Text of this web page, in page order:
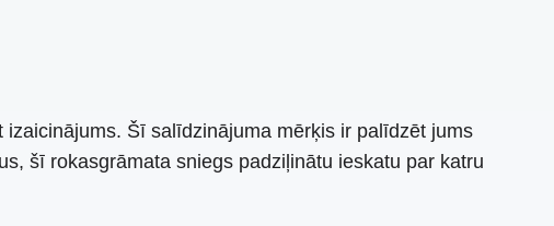
Šī salīdzinājuma mērķis ir palīdzēt jums
šī rokasgrāmata sniegs padziļinātu ieskatu par katru